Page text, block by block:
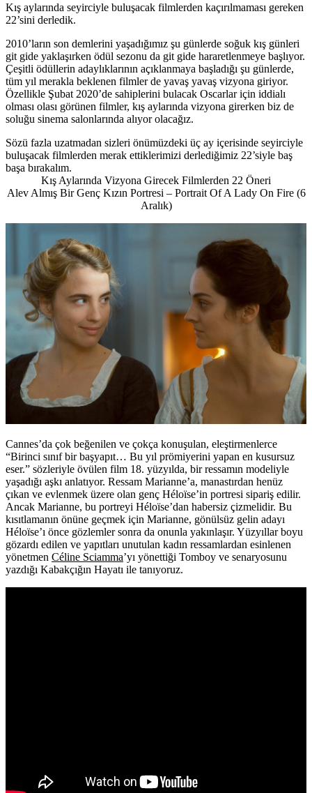
Kış aylarında seyirciyle buluşacak filmlerden kaçırılmaması gereken
22’sini derledik.
2010’ların son demlerini yaşadığımız şu günlerde soğuk kış günleri
git gide yaklaşırken ödül sezonu da git gide hararetlenmeye başlıyor.
Çeşitli ödüllerin adaylıklarının açıklanmaya başladığı şu günlerde,
tüm yıl merakla beklenen filmler de yavaş yavaş vizyona giriyor.
Özellikle Şubat 2020’de sahiplerini bulacak Oscarlar için iddialı
olması olası görünen filmler, kış aylarında vizyona girerken biz de
soluğu sinema salonlarında alıyor olacağız.
Sözü fazla uzatmadan sizleri önümüzdeki üç ay içerisinde seyirciyle
buluşacak filmlerden merak ettiklerimizi derlediğimiz 22’siyle baş
başa bırakalım.
Kış Aylarında Vizyona Girecek Filmlerden 22 Öneri
Alev Almış Bir Genç Kızın Portresi – Portrait Of A Lady On Fire (6
Aralık)
Cannes’da çok beğenilen ve çokça konuşulan, eleştirmenlerce
“Birinci sınıf bir başyapıt… Bu yıl prömiyerini yapan en kusursuz
eser.” sözleriyle övülen film 18. yüzyılda, bir ressamın modeliyle
yaşadığı aşkı anlatıyor. Ressam Marianne’a, manastırdan henüz
çıkan ve evlenmek üzere olan genç Héloïse’in portresi sipariş edilir.
Ancak Marianne, bu portreyi Héloïse’dan habersiz çizmelidir. Bu
kısıtlamanın önüne geçmek için Marianne, gönülsüz gelin adayı
Héloïse’ı önce gözlemler sonra da onunla yakınlaşır. Yüzyıllar boyu
gözardı edilen ve yapıtları unutulan kadın ressamlardan esinlenen
yönetmen Céline Sciamma’yı yönettiği Tomboy ve senaryosunu
yazdığı Kabakçığın Hayatı ile tanıyoruz.